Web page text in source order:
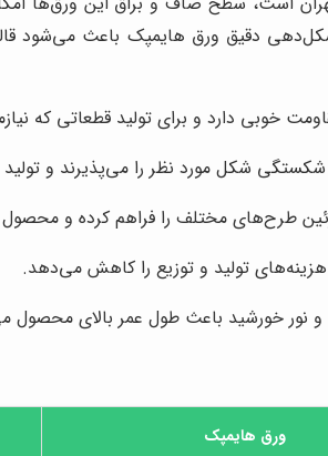
دقیق ورق هایمپک باعث می‌شود
خوبی دارد و برای تولید قطعاتی که
شکل مورد نظر را می‌پذیرند و
طرح‌های مختلف را فراهم کرده و محصول
تولید و توزیع را کاهش می‌دهد.
و نور خورشید باعث طول عمر بالای
ورق هایمپک